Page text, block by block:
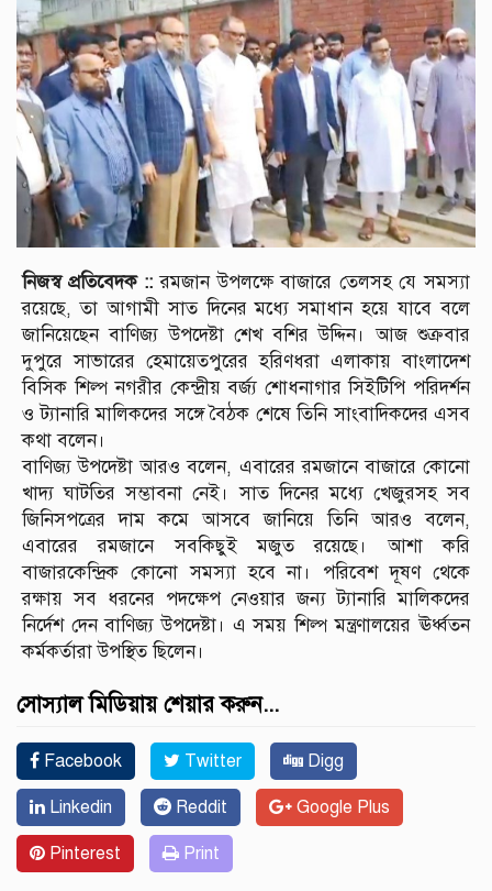
নিজস্ব প্রতিবেদক :: রমজান উপলক্ষে বাজারে তেলসহ যে সমস্যা
রয়েছে, তা আগামী সাত দিনের মধ্যে সমাধান হয়ে যাবে বলে
জানিয়েছেন বাণিজ্য উপদেষ্টা শেখ বশির উদ্দিন। আজ শুক্রবার
দুপুরে সাভারের হেমায়েতপুরের হরিণধরা এলাকায় বাংলাদেশ
বিসিক শিল্প নগরীর কেন্দ্রীয় বর্জ্য শোধনাগার সিইটিপি পরিদর্শন
ও ট্যানারি মালিকদের সঙ্গে বৈঠক শেষে তিনি সাংবাদিকদের এসব
কথা বলেন।
বাণিজ্য উপদেষ্টা আরও বলেন, এবারের রমজানে বাজারে কোনো
খাদ্য ঘাটতির সম্ভাবনা নেই। সাত দিনের মধ্যে খেজুরসহ সব
জিনিসপত্রের দাম কমে আসবে জানিয়ে তিনি আরও বলেন,
এবারের রমজানে সবকিছুই মজুত রয়েছে। আশা করি
বাজারকেন্দ্রিক কোনো সমস্যা হবে না। পরিবেশ দূষণ থেকে
রক্ষায় সব ধরনের পদক্ষেপ নেওয়ার জন্য ট্যানারি মালিকদের
নির্দেশ দেন বাণিজ্য উপদেষ্টা। এ সময় শিল্প মন্ত্রণালয়ের ঊর্ধ্বতন
কর্মকর্তারা উপস্থিত ছিলেন।
সোস্যাল মিডিয়ায় শেয়ার করুন...
Facebook Twitter Digg
Linkedin Reddit Google Plus
Pinterest Print